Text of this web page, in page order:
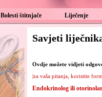
Bolesti štitnjače Liječenje
Savjeti
Ovdje možete vidjeti
|za vaša pitanja, koristite
Endokrinolog ili